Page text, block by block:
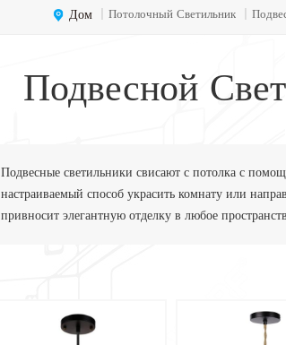
Дом | Потолочный Светильник |
Подвесной
Подвесные светильники свисают с потолка с
настраиваемый способ украсить комнату или
привносит элегантную отделку в любое